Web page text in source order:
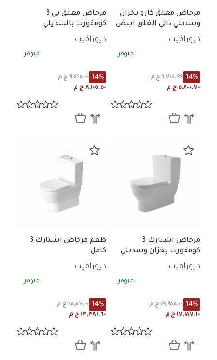
مرحاض معلق كارو بخزان
وسديلي ذاتي الغلق ابيض
ديورافيت
متوفر
٦,٧٤٤.٩٩ ج م -14%
٥,٨٠٠.٧٠ ج م
مرحاض معلق بي 3
كومفورت بالسديلي
ديورافيت
متوفر
٩,٤٢٥.٠٠ ج م -14%
٨,١٠٥.٥٠ ج م
مرحاض اشتارك 3
كومفورت بخزان وسديلي
ديورافيت
متوفر
١٩,٩٨٥.٠٠ ج م -14%
١٧,١٨٧.١٠ ج م
طقم مرحاض اشتارك 3
كامل
ديورافيت
متوفر
١٥,٥٦٠.٠٠ ج م -14%
١٣,٣٨١.٦٠ ج م